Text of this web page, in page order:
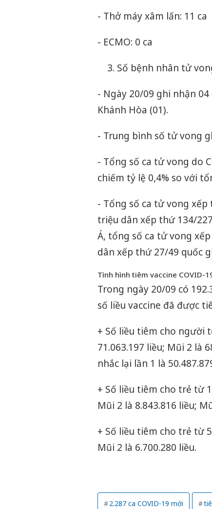
- Thở máy xâm lấn: 11 ca
- ECMO: 0 ca
Số bệnh nhân tử
- Ngày 20/09 ghi nhận
Khánh Hòa (01).
- Trung bình số tử vong
- Tổng số ca tử vong do
chiếm tỷ lệ 0,4% so với
- Tổng số ca tử vong
triệu dân xếp thứ 134/
Á, tổng số ca tử vong
dân xếp thứ 27/49 quốc
Tình hình tiêm vaccine COVID-
Trong ngày 20/09 có
số liều vaccine đã được
+ Số liều tiêm cho người
71.063.197 liều; Mũi 2 là
nhắc lại lần 1 là
+ Số liều tiêm cho trẻ từ
Mũi 2 là 8.843.816 liều;
+ Số liều tiêm cho trẻ từ
Mũi 2 là 6.700.280 liều.
2.287 ca COVID-19 mới